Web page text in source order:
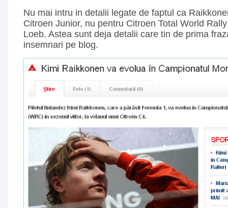
Nu mai intru in detalii legate de faptul ca
Citroen Junior, nu pentru Citroen Total World
Loeb. Astea sunt deja detalii care tin de prima
insemnari pe blog.